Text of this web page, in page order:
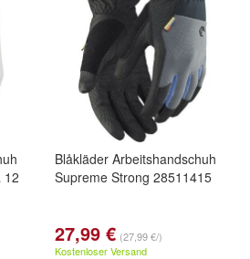
12
Blåkläder Arbeitshandschuh
Supreme Strong 28511415
27,99 € (27,99 €/)
Kostenloser Versand